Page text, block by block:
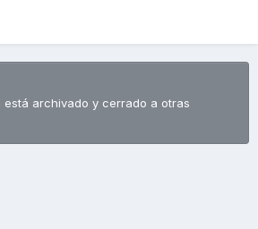
está archivado y cerrado a otras